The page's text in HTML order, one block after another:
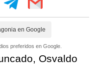
en Google
preferidos en Google.
Osvaldo